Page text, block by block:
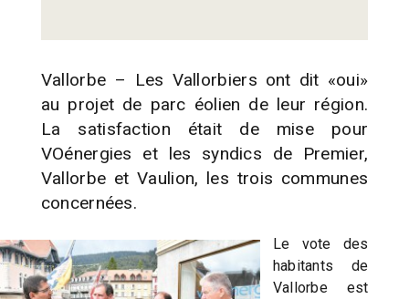
Vallorbe – Les Vallorbiers ont dit «oui»
au projet de parc éolien de leur région.
La satisfaction était de mise pour
VOénergies et les syndics de Premier,
Vallorbe et Vaulion, les trois communes
concernées.
Le vote des
habitants de
Vallorbe est